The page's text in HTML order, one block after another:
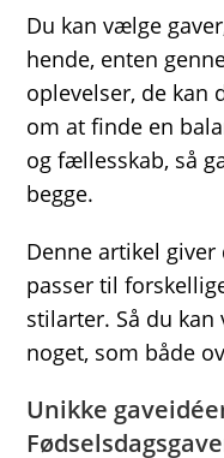
Du kan vælge
hende, enten
oplevelser, de kan
om at finde en
og fællesskab, så
begge.
Denne artikel
passer til
stilarter. Så du
noget, som både
Unikke